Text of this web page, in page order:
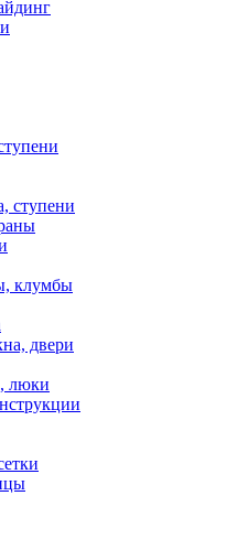
ступени
клумбы
двери
люки